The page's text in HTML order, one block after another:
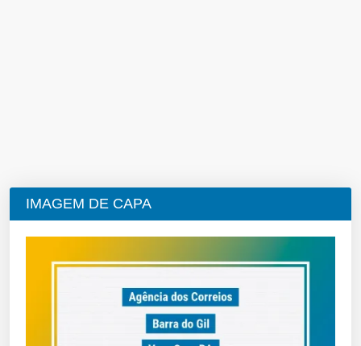
IMAGEM DE CAPA